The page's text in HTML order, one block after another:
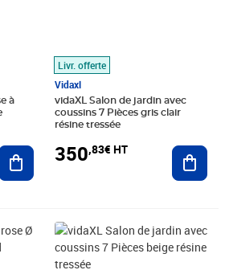
à
Ajouter au panier
Livr. offerte
Vidaxl
vidaXL Salon de jardin avec
coussins 7 Pièces gris clair
résine tressée
350,83€ HT
Prix 444,99€ HT